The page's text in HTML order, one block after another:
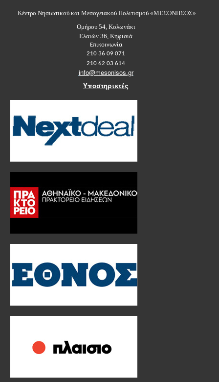
Κέντρο Νησιωτικού και Μεσογειακού Πολιτισμού «ΜΕΣΟΝΗΣΟΣ»
Ομήρου 54, Κολωνάκι
Ελαιών 36, Κηφισιά
Επικοινωνία
210 36 09 071
210 62 03 614
info@mesonisos.gr
Υποστηρικτές